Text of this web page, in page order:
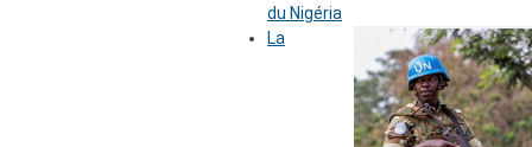
du Nigéria
La